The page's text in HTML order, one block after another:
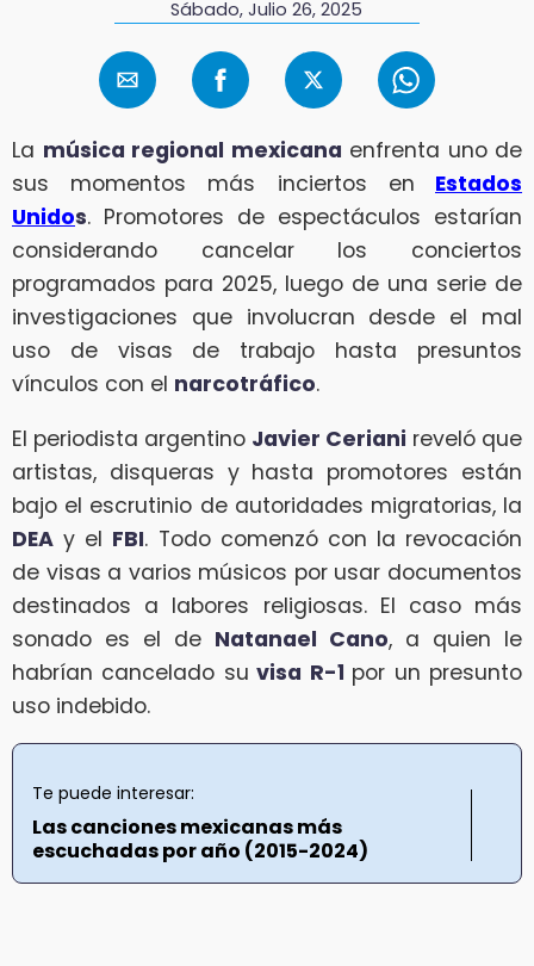
Sábado, Julio 26, 2025
La música regional mexicana enfrenta uno de
sus momentos más inciertos en
Estados
Unidos. Promotores de espectáculos estarían
considerando cancelar los conciertos
programados para 2025, luego de una serie de
investigaciones que involucran desde el mal
uso de visas de trabajo hasta presuntos
vínculos con el narcotráfico.
El periodista argentino Javier Ceriani reveló que
artistas, disqueras y hasta promotores están
bajo el escrutinio de autoridades migratorias, la
DEA y el FBI. Todo comenzó con la revocación
de visas a varios músicos por usar documentos
destinados a labores religiosas. El caso más
sonado es el de Natanael Cano, a quien le
habrían cancelado su visa R-1 por un presunto
uso indebido.
Te puede interesar:
Las canciones mexicanas más
escuchadas por año (2015-2024)